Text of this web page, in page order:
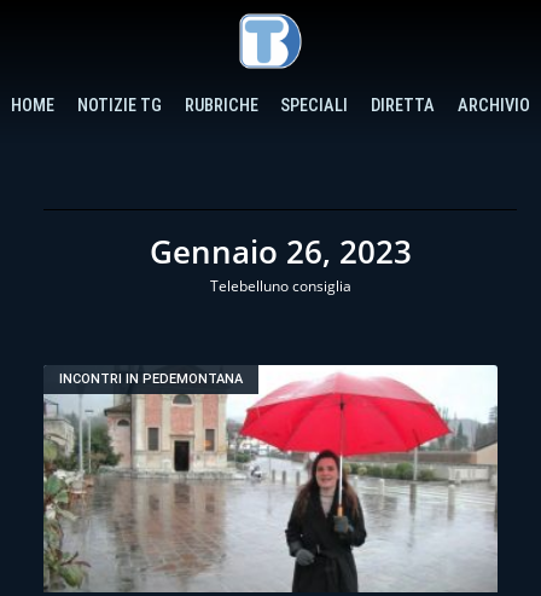
HOME NOTIZIE TG RUBRICHE SPECIALI DIRETTA ARCHIVIO
Gennaio 26, 2023
Telebelluno consiglia
INCONTRI IN PEDEMONTANA